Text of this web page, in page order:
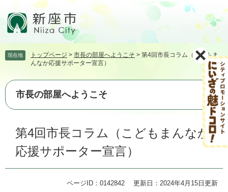
頭
す。
飛
て
本
現在地 トップページ > 市長の部屋へようこそ > 第4回市長コラム（こどもま
んなか応援サポーター宣言）
市長の部屋へようこそ
第4回市長コラム（こどもまんなか
応援サポーター宣言）
ページID：0142842 更新日：2024年4月15日更新